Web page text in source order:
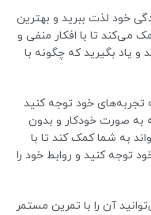
خود لذت ببرید و بهترین
می‌کند تا با افکار منفی و
یاد بگیرید که چگونه با
تجربه‌های خود توجه کنید
به صورت خودکار و بدون
به شما کمک کند تا با
توجه کنید و روابط خود را
آن را با تمرین مستمر